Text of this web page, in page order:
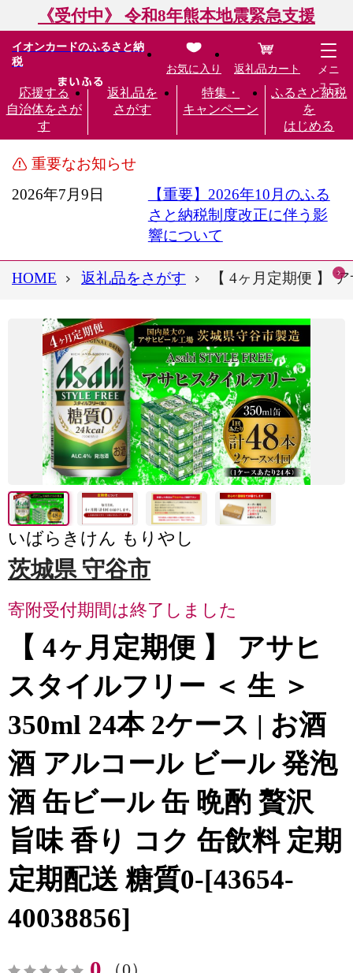
《受付中》 令和8年熊本地震緊急支援
イオンカードのふるさと納
税
応援する
自治体をさが
す
返礼品を
さがす
特集・
キャンペーン
ふるさと納税
を
はじめる
お気に入り 返礼品カート
メニ
ュー
重要なお知らせ
2026年7月9日
【重要】2026年10月のふる
さと納税制度改正に伴う影
響について
HOME 返礼品をさがす 【 4ヶ月定期便 】
いばらきけん もりやし
茨城県 守谷市
寄附受付期間は終了しました
【 4ヶ月定期便 】 アサヒ
スタイルフリー ＜ 生 ＞
350ml 24本 2ケース | お酒
酒 アルコール ビール 発泡
酒 缶ビール 缶 晩酌 贅沢
旨味 香り コク 缶飲料 定期
定期配送 糖質0-[43654-
40038856]